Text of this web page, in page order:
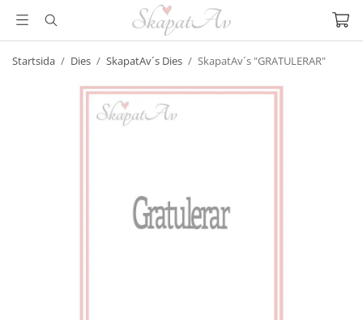
Startsida / Dies / SkapatAv´s Dies / SkapatAv´s "GRATULERAR"